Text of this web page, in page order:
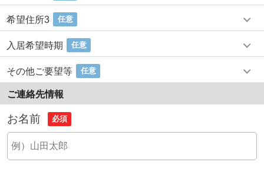
希望住所3 任意
入居希望時期 任意
その他ご要望等 任意
ご連絡先情報
お名前 必須